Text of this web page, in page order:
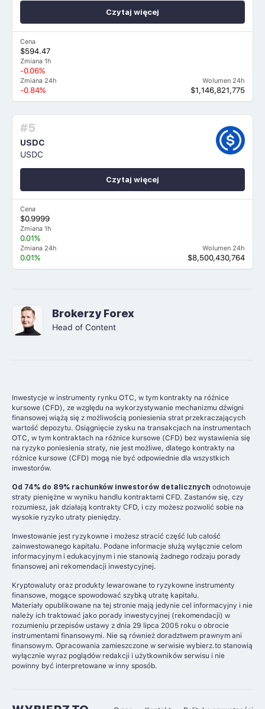
Cena
$594.47
Zmiana 1h
-0.06%
Zmiana 24h
-0.84%
Wolumen 24h
$1,146,821,775
Czytaj więcej
#5
USDC
USDC
Cena
$0.9999
Zmiana 1h
0.01%
Zmiana 24h
0.01%
Wolumen 24h
$8,500,430,764
Czytaj więcej
Brokerzy Forex
Head of Content
Inwestycje w instrumenty rynku OTC, w tym kontrakty na różnice
kursowe (CFD), ze względu na wykorzystywanie mechanizmu dźwigni
finansowej wiążą się z możliwością poniesienia strat przekraczających
wartość depozytu. Osiągnięcie zysku na transakcjach na instrumentach
OTC, w tym kontraktach na różnice kursowe (CFD) bez wystawienia się
na ryzyko poniesienia straty, nie jest możliwe, dlatego kontrakty na
różnice kursowe (CFD) mogą nie być odpowiednie dla wszystkich
inwestorów.
Od 74% do 89% rachunków inwestorów detalicznych odnotowuje
straty pieniężne w wyniku handlu kontraktami CFD. Zastanów się, czy
rozumiesz, jak działają kontrakty CFD, i czy możesz pozwolić sobie na
wysokie ryzyko utraty pieniędzy.
Inwestowanie jest ryzykowne i możesz stracić część lub całość
zainwestowanego kapitału. Podane informacje służą wyłącznie celom
informacyjnym i edukacyjnym i nie stanowią żadnego rodzaju porady
finansowej ani rekomendacji inwestycyjnej.
Kryptowaluty oraz produkty lewarowane to ryzykowne instrumenty
finansowe, mogące spowodować szybką utratę kapitału.
Materiały opublikowane na tej stronie mają jedynie cel informacyjny i nie
należy ich traktować jako porady inwestycyjnej (rekomendacji) w
rozumieniu przepisów ustawy z dnia 29 lipca 2005 roku o obrocie
instrumentami finansowymi. Nie są również doradztwem prawnym ani
finansowym. Opracowania zamieszczone w serwisie wybierz.to stanowią
wyłącznie wyraz poglądów redakcji i użytkowników serwisu i nie
powinny być interpretowane w inny sposób.